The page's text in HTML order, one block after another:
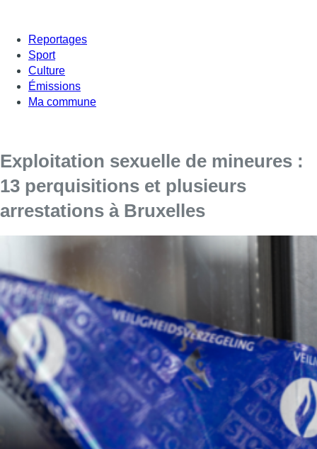
Reportages
Sport
Culture
Émissions
Ma commune
Exploitation sexuelle de mineures :
13 perquisitions et plusieurs
arrestations à Bruxelles